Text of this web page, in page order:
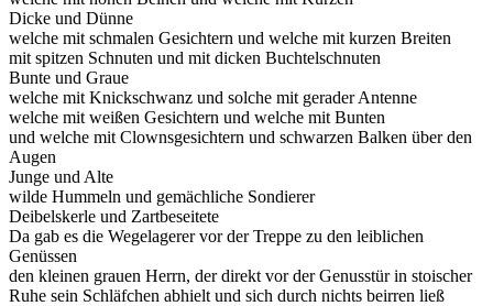
Dicke und Dünne
welche mit schmalen Gesichtern und welche mit kurzen Breiten
mit spitzen Schnuten und mit dicken Buchtelschnuten
Bunte und Graue
welche mit Knickschwanz und solche mit gerader Antenne
welche mit weißen Gesichtern und welche mit Bunten
und welche mit Clownsgesichtern und schwarzen Balken über den
Augen
Junge und Alte
wilde Hummeln und gemächliche Sondierer
Deibelskerle und Zartbeseitete
Da gab es die Wegelagerer vor der Treppe zu den leiblichen
Genüssen
den kleinen grauen Herrn, der direkt vor der Genusstür in stoischer
Ruhe sein Schläfchen abhielt und sich durch nichts beirren ließ